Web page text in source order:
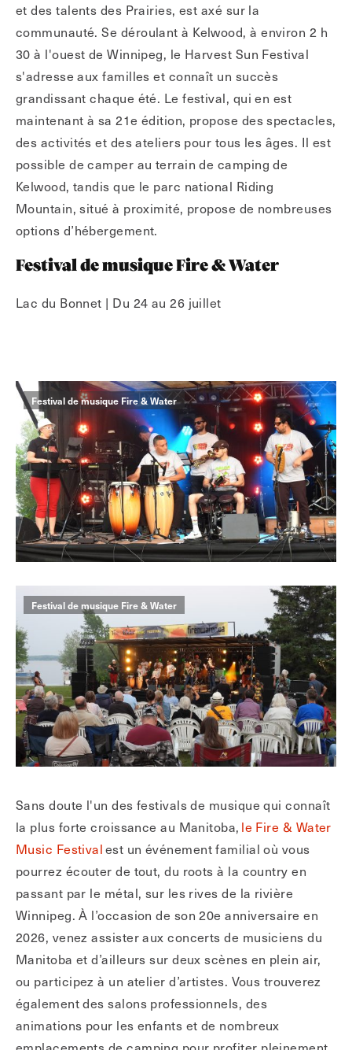
et des talents des Prairies, est axé sur la
communauté. Se déroulant à Kelwood, à environ 2 h
30 à l'ouest de Winnipeg, le Harvest Sun Festival
s'adresse aux familles et connaît un succès
grandissant chaque été. Le festival, qui en est
maintenant à sa 21e édition, propose des spectacles,
des activités et des ateliers pour tous les âges. Il est
possible de camper au terrain de camping de
Kelwood, tandis que le parc national Riding
Mountain, situé à proximité, propose de nombreuses
options d’hébergement.
Festival de musique Fire & Water
Lac du Bonnet | Du 24 au 26 juillet
Festival de musique Fire & Water
Festival de musique Fire & Water
Sans doute l'un des festivals de musique qui connaît
la plus forte croissance au Manitoba, le Fire & Water
Music Festivalest un événement familial où vous
pourrez écouter de tout, du roots à la country en
passant par le métal, sur les rives de la rivière
Winnipeg. À l’occasion de son 20e anniversaire en
2026, venez assister aux concerts de musiciens du
Manitoba et d’ailleurs sur deux scènes en plein air,
ou participez à un atelier d’artistes. Vous trouverez
également des salons professionnels, des
animations pour les enfants et de nombreux